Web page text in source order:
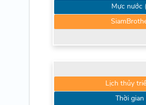
Mực nước
Lịch thủy
Thời gian